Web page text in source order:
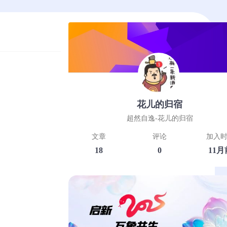
花儿的归宿
超然自逸-花儿的归宿
文章
18
评论
0
加入
11月